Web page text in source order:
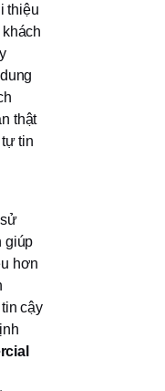
thiệu
thật
tin
giúp
hơn
cậy